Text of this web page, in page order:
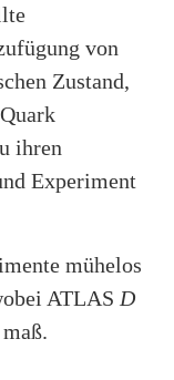
von
Zustand,
ihren
Experiment
mühelos
ATLAS D